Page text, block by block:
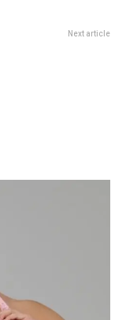
Next article